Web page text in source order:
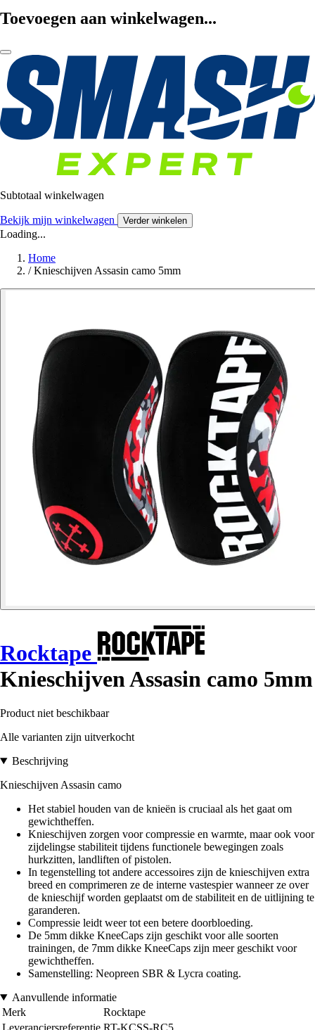
Toevoegen aan winkelwagen...
Subtotaal winkelwagen
Bekijk mijn winkelwagen Verder winkelen
Loading...
Home
/ Knieschijven Assasin camo 5mm
Rocktape
Knieschijven Assasin camo 5mm
Product niet beschikbaar
Alle varianten zijn uitverkocht
Beschrijving
Knieschijven Assasin camo
Het stabiel houden van de knieën is cruciaal als het gaat om
gewichtheffen.
Knieschijven zorgen voor compressie en warmte, maar ook voor
zijdelingse stabiliteit tijdens functionele bewegingen zoals
hurkzitten, landliften of pistolen.
In tegenstelling tot andere accessoires zijn de knieschijven extra
breed en comprimeren ze de interne vastespier wanneer ze over
de knieschijf worden geplaatst om de stabiliteit en de uitlijning te
garanderen.
Compressie leidt weer tot een betere doorbloeding.
De 5mm dikke KneeCaps zijn geschikt voor alle soorten
trainingen, de 7mm dikke KneeCaps zijn meer geschikt voor
gewichtheffen.
Samenstelling: Neopreen SBR & Lycra coating.
Aanvullende informatie
Merk
Rocktape
Leveranciersreferentie RT-KCSS-RC5